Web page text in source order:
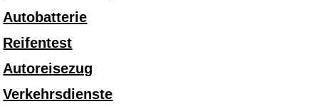
Autobatterie
Reifentest
Autoreisezug
Verkehrsdienste